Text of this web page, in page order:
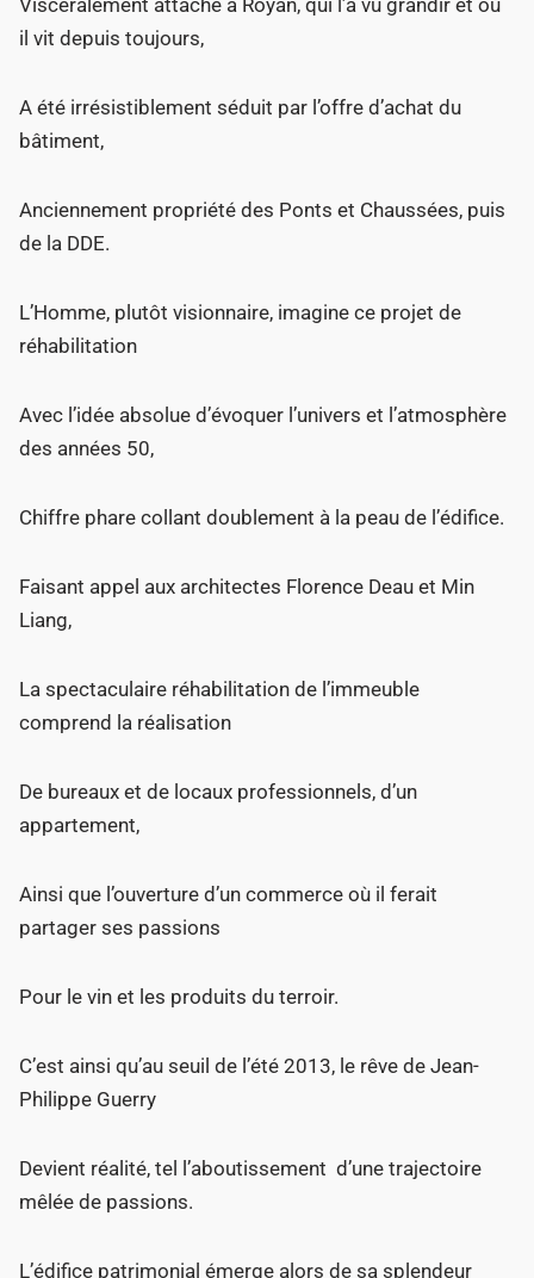
Viscéralement attaché à Royan, qui l’a vu grandir et où
il vit depuis toujours,
A été irrésistiblement séduit par l’offre d’achat du
bâtiment,
Anciennement propriété des Ponts et Chaussées, puis
de la DDE.
L’Homme, plutôt visionnaire, imagine ce projet de
réhabilitation
Avec l’idée absolue d’évoquer l’univers et l’atmosphère
des années 50,
Chiffre phare collant doublement à la peau de l’édifice.
Faisant appel aux architectes Florence Deau et Min
Liang,
La spectaculaire réhabilitation de l’immeuble
comprend la réalisation
De bureaux et de locaux professionnels, d’un
appartement,
Ainsi que l’ouverture d’un commerce où il ferait
partager ses passions
Pour le vin et les produits du terroir.
C’est ainsi qu’au seuil de l’été 2013, le rêve de Jean-
Philippe Guerry
Devient réalité, tel l’aboutissement d’une trajectoire
mêlée de passions.
L’édifice patrimonial émerge alors de sa splendeur